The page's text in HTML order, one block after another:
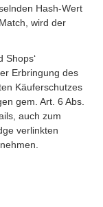
Hash-Wert
wird der
Shops‘
Erbringung des
Käuferschutzes
gem. Art. 6 Abs.
auch zum
verlinkten